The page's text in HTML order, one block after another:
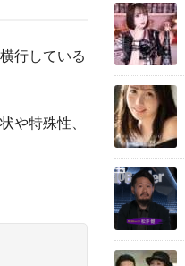
行している
や特殊性、